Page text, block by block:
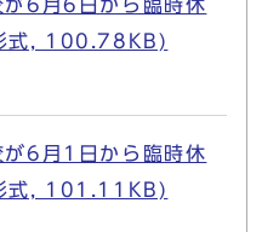
6月6日から臨時休
式, 100.78KB)
6月1日から臨時休
式, 101.11KB)